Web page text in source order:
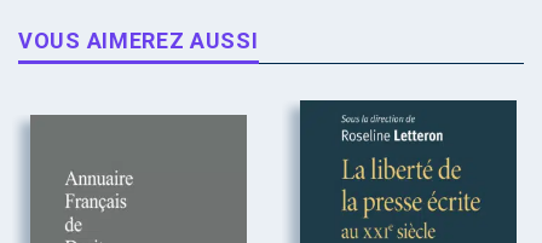
VOUS AIMEREZ AUSSI